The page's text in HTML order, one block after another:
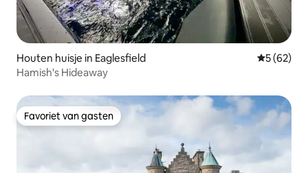
Houten huisje in Eaglesfield
5 (62)
Hamish's Hideaway
Favoriet van gasten
Favoriet van gasten